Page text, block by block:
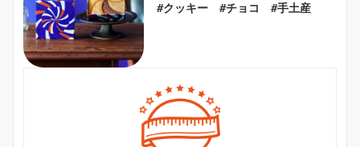
#クッキー　#チョコ　#手土産